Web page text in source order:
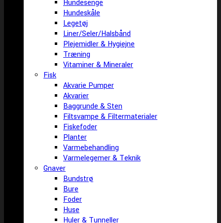
Hundesenge
Hundeskåle
Legetøj
Liner/Seler/Halsbånd
Plejemidler & Hygiejne
Træning
Vitaminer & Mineraler
Fisk
Akvarie Pumper
Akvarier
Baggrunde & Sten
Filtsvampe & Filtermaterialer
Fiskefoder
Planter
Varmebehandling
Varmelegemer & Teknik
Gnaver
Bundstrø
Bure
Foder
Huse
Huler & Tunneller